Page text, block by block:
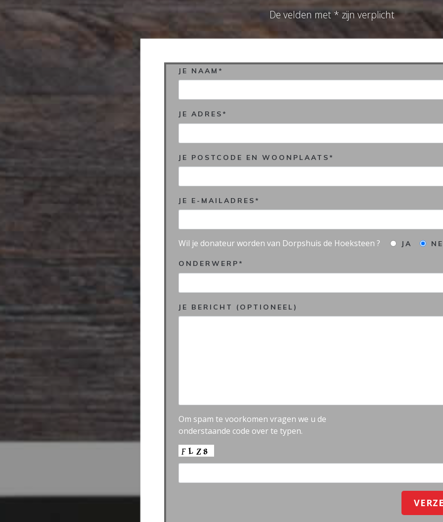
De velden met * zijn verplicht
JE NAAM*
JE ADRES*
JE POSTCODE EN WOONPLAATS*
JE E-MAILADRES*
Wil je donateur worden van Dorpshuis de Hoeksteen ? JA
ONDERWERP*
JE BERICHT (OPTIONEEL)
Om spam te voorkomen vragen we u de
onderstaande code over te typen.